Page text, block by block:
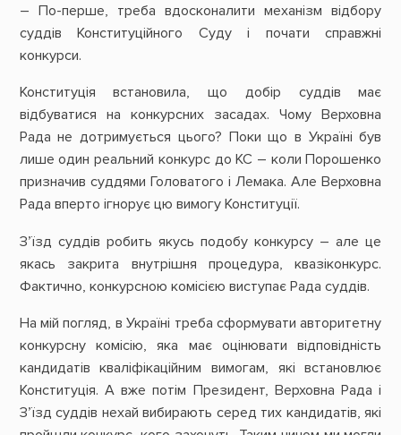
– По-перше, треба вдосконалити механізм відбору
суддів Конституційного Суду і почати справжні
конкурси.
Конституція встановила, що добір суддів має
відбуватися на конкурсних засадах. Чому Верховна
Рада не дотримується цього? Поки що в Україні був
лише один реальний конкурс до КС – коли Порошенко
призначив суддями Головатого і Лемака. Але Верховна
Рада вперто ігнорує цю вимогу Конституції.
З’їзд суддів робить якусь подобу конкурсу – але це
якась закрита внутрішня процедура, квазіконкурс.
Фактично, конкурсною комісією виступає Рада суддів.
На мій погляд, в Україні треба сформувати авторитетну
конкурсну комісію, яка має оцінювати відповідність
кандидатів кваліфікаційним вимогам, які встановлює
Конституція. А вже потім Президент, Верховна Рада і
З’їзд суддів нехай вибирають серед тих кандидатів, які